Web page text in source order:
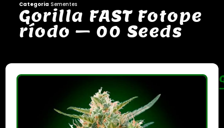
Categoria Sementes
Gorilla FAST Fotope
ríodo – 00 Seeds